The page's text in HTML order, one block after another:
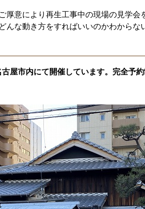
厚意により再生工事中の現場の見学
んな動き方をすればいいのかわから
屋市内にて開催しています。完全予約